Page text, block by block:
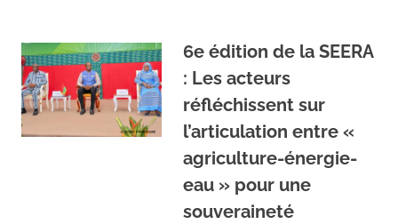
6e édition de la SEERA
: Les acteurs
réfléchissent sur
l’articulation entre «
agriculture-énergie-
eau » pour une
souveraineté